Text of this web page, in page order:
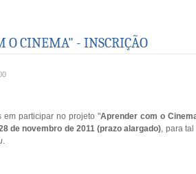
O CINEMA" - INSCRIÇÃO
em participar no projeto "Aprender com o
de novembro de 2011 (prazo alargado), para
.